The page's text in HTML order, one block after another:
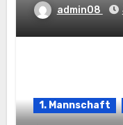
admin08
1. Mannschaft